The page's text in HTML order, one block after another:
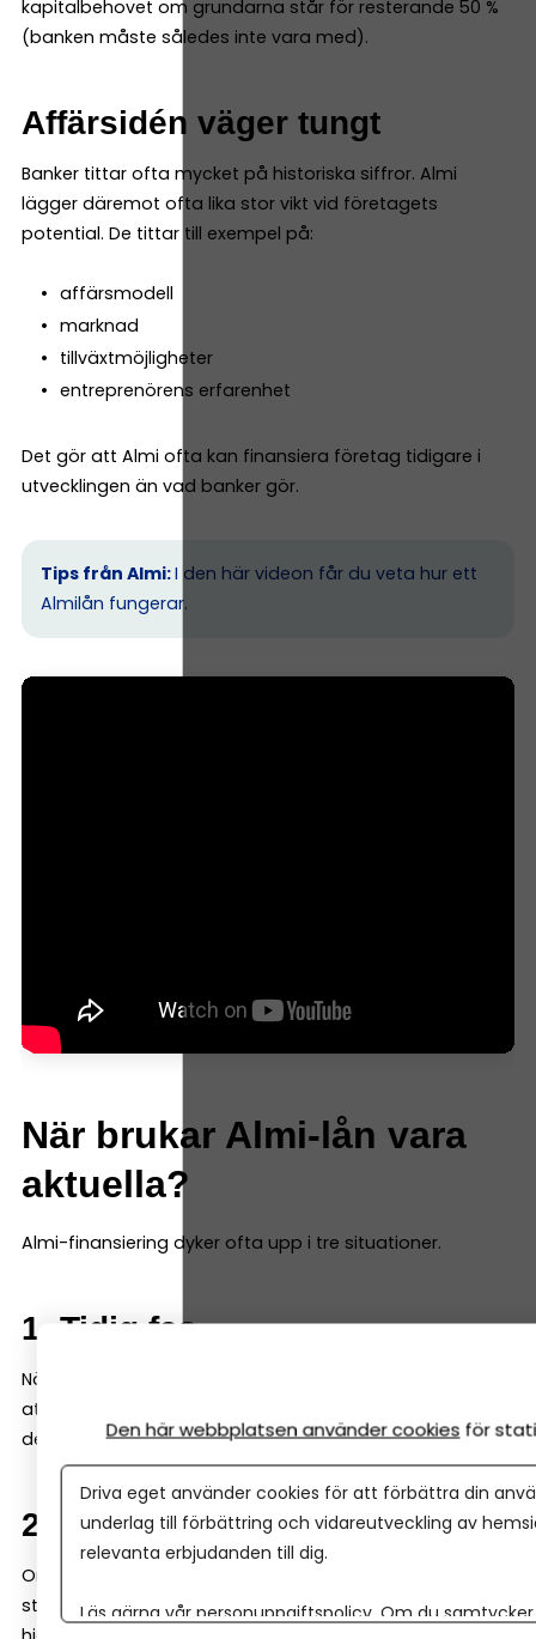
kapitalbehovet om grundarna står för resterande 50 %
(banken måste således inte vara med).
Affärsidén väger tungt
Banker tittar ofta mycket på historiska siffror. Almi
lägger däremot ofta lika stor vikt vid företagets
potential. De tittar till exempel på:
affärsmodell
marknad
tillväxtmöjligheter
entreprenörens erfarenhet
Det gör att Almi ofta kan finansiera företag tidigare i
utvecklingen än vad banker gör.
Tips från Almi:I den här videon får du veta hur ett
Almilån fungerar.
När brukar Almi-lån vara
aktuella?
Almi-finansiering dyker ofta upp i tre situationer.
1. Tidig fas
När ett företag fortfarande är ungt kan banken tycka
att underlaget är begränsat. Då kan Almi gå in med en
del av finansieringen – ofta genom ett s k mikrolån.
2. Tillväxt och expansion
Om ett företag vill växa snabbt kan kapitalbehovet bli
större än vad banken är bekväm med. Här kan Almi
Den här webbplatsen använder cookies för
Driva eget använder cookies för att förbättra din
underlag till förbättring och vidareutveckling av
relevanta erbjudanden till dig.
Läs gärna vår personuppgiftspolicy. Om du